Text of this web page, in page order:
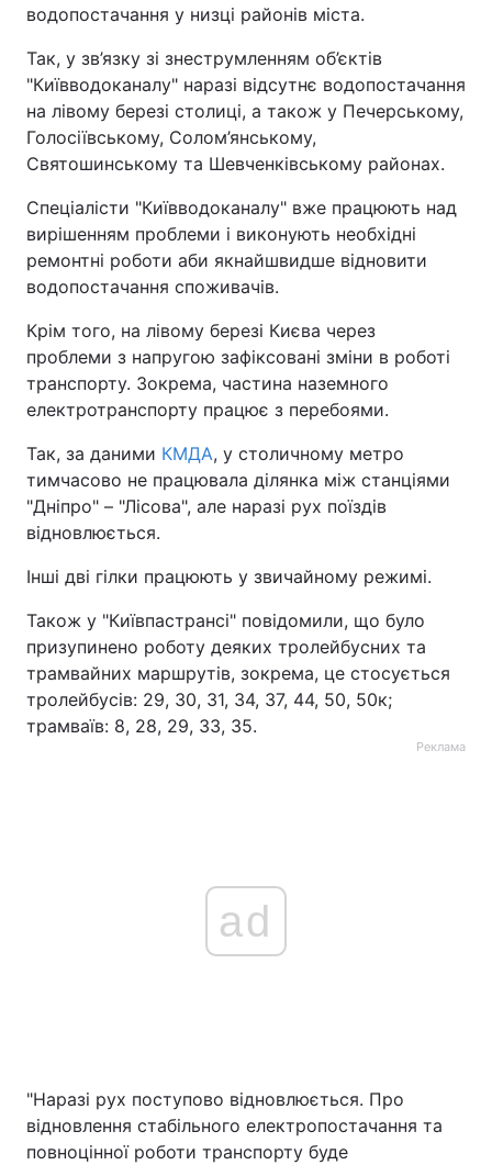
водопостачання у низці районів міста.
Так, у зв’язку зі знеструмленням об’єктів
"Київводоканалу" наразі відсутнє водопостачання
на лівому березі столиці, а також у Печерському,
Голосіївському, Солом’янському,
Святошинському та Шевченківському районах.
Спеціалісти "Київводоканалу" вже працюють над
вирішенням проблеми і виконують необхідні
ремонтні роботи аби якнайшвидше відновити
водопостачання споживачів.
Крім того, на лівому березі Києва через
проблеми з напругою зафіксовані зміни в роботі
транспорту. Зокрема, частина наземного
електротранспорту працює з перебоями.
Так, за даними КМДА, у столичному метро
тимчасово не працювала ділянка між станціями
"Дніпро" – "Лісова", але наразі рух поїздів
відновлюється.
Інші дві гілки працюють у звичайному режимі.
Також у "Київпастрансі" повідомили, що було
призупинено роботу деяких тролейбусних та
трамвайних маршрутів, зокрема, це стосується
тролейбусів: 29, 30, 31, 34, 37, 44, 50, 50к;
трамваїв: 8, 28, 29, 33, 35.
Реклама
ad
"Наразі рух поступово відновлюється. Про
відновлення стабільного електропостачання та
повноцінної роботи транспорту буде